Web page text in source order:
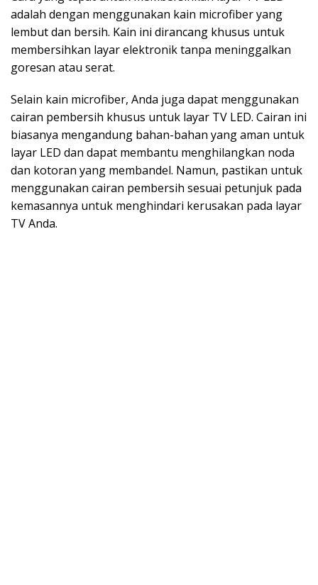
adalah dengan menggunakan kain microfiber yang
lembut dan bersih. Kain ini dirancang khusus untuk
membersihkan layar elektronik tanpa meninggalkan
goresan atau serat.
Selain kain microfiber, Anda juga dapat menggunakan
cairan pembersih khusus untuk layar TV LED. Cairan ini
biasanya mengandung bahan-bahan yang aman untuk
layar LED dan dapat membantu menghilangkan noda
dan kotoran yang membandel. Namun, pastikan untuk
menggunakan cairan pembersih sesuai petunjuk pada
kemasannya untuk menghindari kerusakan pada layar
TV Anda.